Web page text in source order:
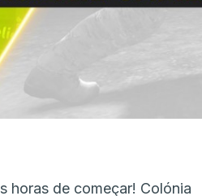
horas de começar! Colónia